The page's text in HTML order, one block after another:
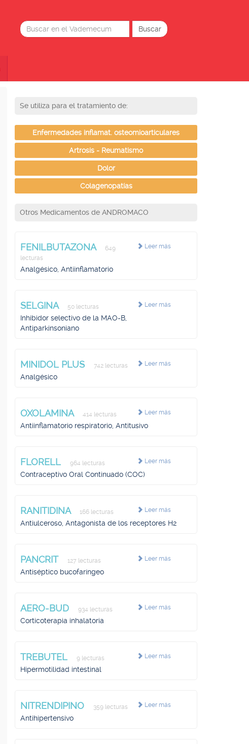
Se utiliza para el tratamiento de:
Enfermedades inflamat. osteomioarticulares
Artrosis - Reumatismo
Dolor
Colagenopatías
Otros Medicamentos de ANDROMACO
Leer más
FENILBUTAZONA
649
lecturas
Analgésico, Antiinflamatorio
Leer más
SELGINA 50 lecturas
Inhibidor selectivo de la MAO-B,
Antiparkinsoniano
Leer más
MINIDOL PLUS 742 lecturas
Analgésico
Leer más
OXOLAMINA 414 lecturas
Antiinflamatorio respiratorio, Antitusivo
Leer más
FLORELL 964 lecturas
Contraceptivo Oral Continuado (COC)
Leer más
RANITIDINA 166 lecturas
Antiulceroso, Antagonista de los receptores H2
Leer más
PANCRIT 127 lecturas
Antiséptico bucofaríngeo
Leer más
AERO-BUD 934 lecturas
Corticoterapia inhalatoria
Leer más
TREBUTEL 9 lecturas
Hipermotilidad intestinal
Leer más
NITRENDIPINO 359 lecturas
Antihipertensivo